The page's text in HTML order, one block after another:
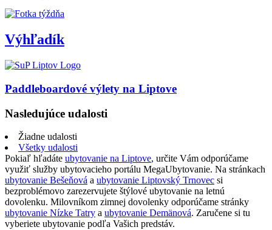
Výhľadík
Paddleboardové výlety na Liptove
Nasledujúce udalosti
Žiadne udalosti
Všetky udalosti
Pokiaľ hľadáte ubytovanie na Liptove, určite Vám odporúčame
využiť služby ubytovacieho portálu MegaUbytovanie. Na stránkach
ubytovanie Bešeňová a ubytovanie Liptovský Trnovec si
bezproblémovo zarezervujete štýlové ubytovanie na letnú
dovolenku. Milovníkom zimnej dovolenky odporúčame stránky
ubytovanie Nízke Tatry a ubytovanie Demänová. Zaručene si tu
vyberiete ubytovanie podľa Vašich predstáv.